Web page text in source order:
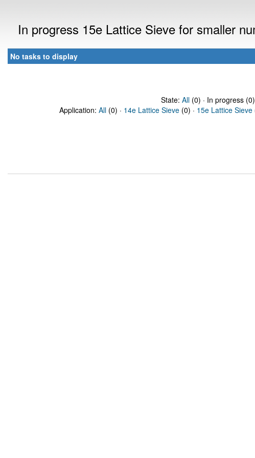
In progress 15e Lattice Sieve for smaller
No tasks to display
State: All(0) · In progress (0)
Application: All (0) · 14e Lattice Sieve (0) · 15e Lattice Sieve